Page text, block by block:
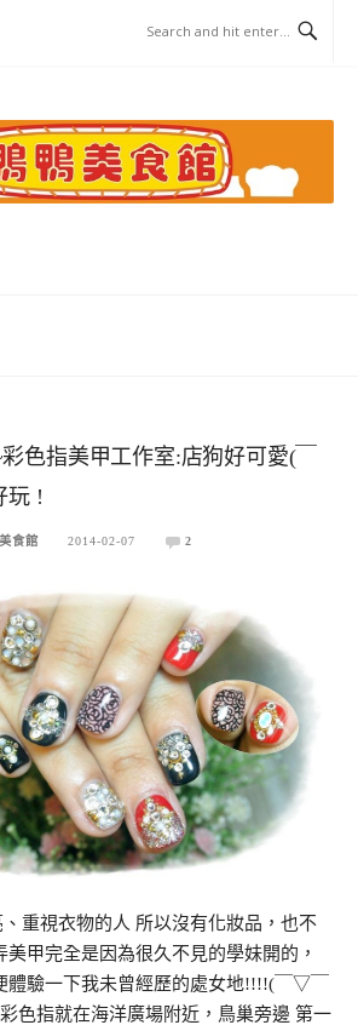
色指美甲工作室:店狗好可愛(￣
!
食館 2014-02-07 2
重視衣物的人 所以沒有化妝品，也不
美甲完全是因為很久不見的學妹開的，
體驗一下我未曾經歷的處女地!!!!(￣▽￣
就在海洋廣場附近，鳥巢旁邊 第一